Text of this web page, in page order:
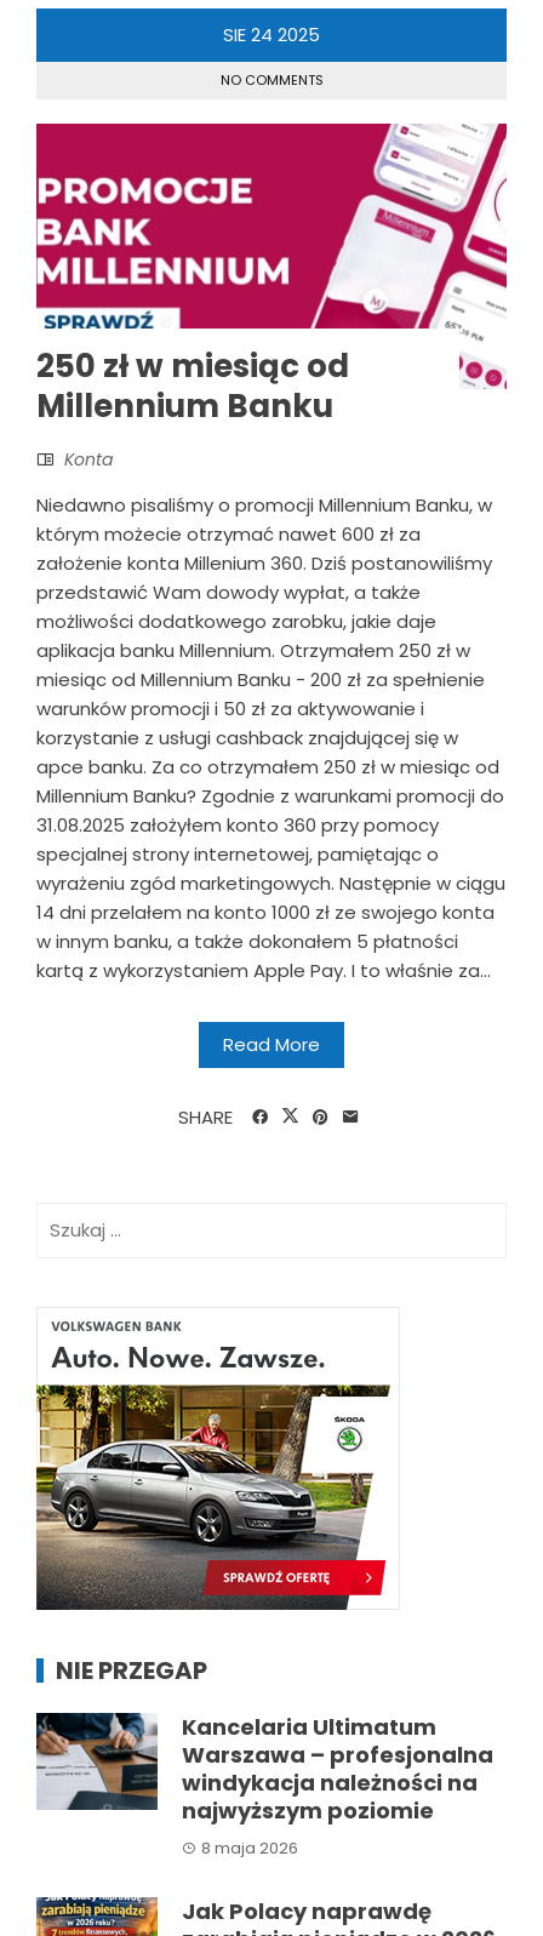
SIE24 2025
NO COMMENTS
250 zł w miesiąc od
Millennium Banku
Konta
Niedawno pisaliśmy o promocji Millennium Banku, w
którym możecie otrzymać nawet 600 zł za
założenie konta Millenium 360. Dziś postanowiliśmy
przedstawić Wam dowody wypłat, a także
możliwości dodatkowego zarobku, jakie daje
aplikacja banku Millennium. Otrzymałem 250 zł w
miesiąc od Millennium Banku - 200 zł za spełnienie
warunków promocji i 50 zł za aktywowanie i
korzystanie z usługi cashback znajdującej się w
apce banku. Za co otrzymałem 250 zł w miesiąc od
Millennium Banku? Zgodnie z warunkami promocji do
31.08.2025 założyłem konto 360 przy pomocy
specjalnej strony internetowej, pamiętając o
wyrażeniu zgód marketingowych. Następnie w ciągu
14 dni przelałem na konto 1000 zł ze swojego konta
w innym banku, a także dokonałem 5 płatności
kartą z wykorzystaniem Apple Pay. I to właśnie za...
Read More
SHARE
NIE PRZEGAP
Kancelaria Ultimatum
Warszawa – profesjonalna
windykacja należności na
najwyższym poziomie
8 maja 2026
Jak Polacy naprawdę